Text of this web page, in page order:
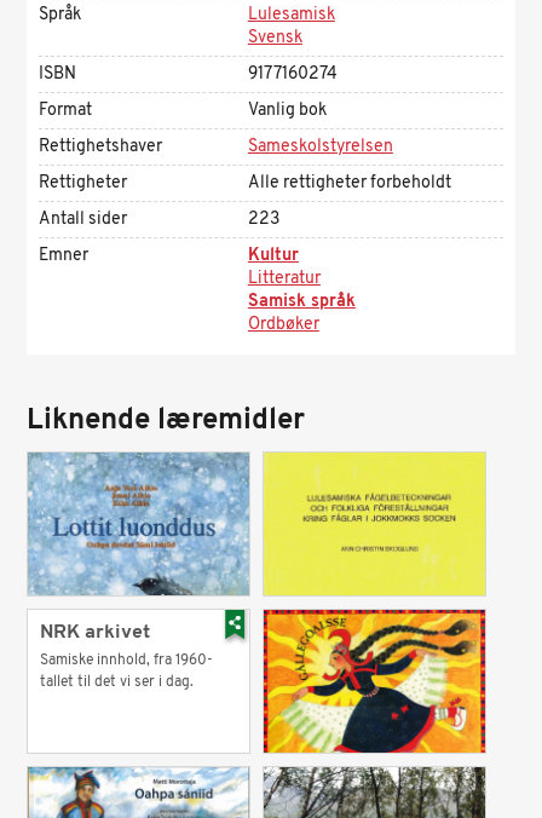
Språk
Lulesamisk
Svensk
ISBN
9177160274
Format
Vanlig bok
Rettighetshaver
Sameskolstyrelsen
Rettigheter
Alle rettigheter forbeholdt
Antall sider
223
Emner
Kultur
Litteratur
Samisk språk
Ordbøker
Liknende læremidler
NRK arkivet
Samiske innhold, fra 1960-
tallet til det vi ser i dag.